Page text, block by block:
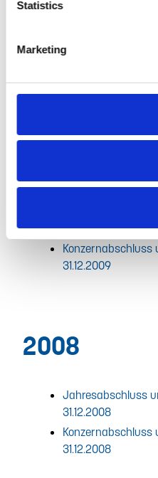
Statistics
Marketing31.12.2010
31.12.2010
Jahresabschluss
31.12.2009
Konzernabschluss
31.12.2009
2008
Jahresabschluss
31.12.2008
Konzernabschluss
31.12.2008